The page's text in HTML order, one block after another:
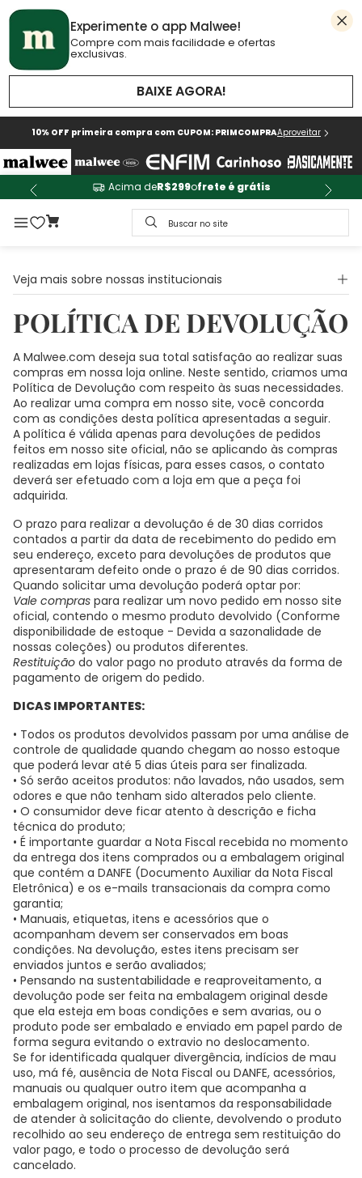
Experimente o app Malwee!
Compre com mais facilidade e ofertas
exclusivas.
BAIXE AGORA!
10% OFF primeira compra com CUPOM: PRIMCOMPRAAproveitar
Acima deR$299ofrete é grátis
Buscar no site
Veja mais sobre nossas institucionais
POLÍTICA DE DEVOLUÇÃO
A Malwee.com deseja sua total satisfação ao realizar suas
compras em nossa loja online. Neste sentido, criamos uma
Política de Devolução com respeito às suas necessidades.
Ao realizar uma compra em nosso site, você concorda
com as condições desta política apresentadas a seguir.
A política é válida apenas para devoluções de pedidos
feitos em nosso site oficial, não se aplicando às compras
realizadas em lojas físicas, para esses casos, o contato
deverá ser efetuado com a loja em que a peça foi
adquirida.
O prazo para realizar a devolução é de 30 dias corridos
contados a partir da data de recebimento do pedido em
seu endereço, exceto para devoluções de produtos que
apresentaram defeito onde o prazo é de 90 dias corridos.
Quando solicitar uma devolução poderá optar por:
Vale compras para realizar um novo pedido em nosso site
oficial, contendo o mesmo produto devolvido (Conforme
disponibilidade de estoque - Devida a sazonalidade de
nossas coleções) ou produtos diferentes.
Restituição do valor pago no produto através da forma de
pagamento de origem do pedido.
DICAS IMPORTANTES:
• Todos os produtos devolvidos passam por uma análise de
controle de qualidade quando chegam ao nosso estoque
que poderá levar até 5 dias úteis para ser finalizada.
• Só serão aceitos produtos: não lavados, não usados, sem
odores e que não tenham sido alterados pelo cliente.
• O consumidor deve ficar atento à descrição e ficha
técnica do produto;
• É importante guardar a Nota Fiscal recebida no momento
da entrega dos itens comprados ou a embalagem original
que contém a DANFE (Documento Auxiliar da Nota Fiscal
Eletrônica) e os e-mails transacionais da compra como
garantia;
• Manuais, etiquetas, itens e acessórios que o
acompanham devem ser conservados em boas
condições. Na devolução, estes itens precisam ser
enviados juntos e serão avaliados;
• Pensando na sustentabilidade e reaproveitamento, a
devolução pode ser feita na embalagem original desde
que ela esteja em boas condições e sem avarias, ou o
produto pode ser embalado e enviado em papel pardo de
forma segura evitando o extravio no deslocamento.
Se for identificada qualquer divergência, indícios de mau
uso, má fé, ausência de Nota Fiscal ou DANFE, acessórios,
manuais ou qualquer outro item que acompanha a
embalagem original, nos isentamos da responsabilidade
de atender à solicitação do cliente, devolvendo o produto
recolhido ao seu endereço de entrega sem restituição do
valor pago, e todo o processo de devolução será
cancelado.